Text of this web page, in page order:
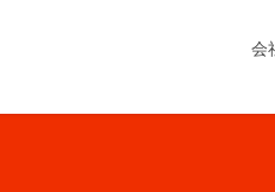
会